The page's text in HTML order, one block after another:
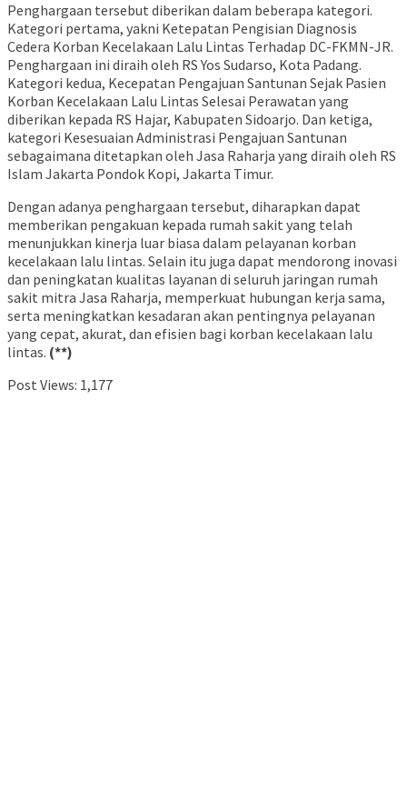
Penghargaan tersebut diberikan dalam beberapa kategori.
Kategori pertama, yakni Ketepatan Pengisian Diagnosis
Cedera Korban Kecelakaan Lalu Lintas Terhadap DC-FKMN-JR.
Penghargaan ini diraih oleh RS Yos Sudarso, Kota Padang.
Kategori kedua, Kecepatan Pengajuan Santunan Sejak Pasien
Korban Kecelakaan Lalu Lintas Selesai Perawatan yang
diberikan kepada RS Hajar, Kabupaten Sidoarjo. Dan ketiga,
kategori Kesesuaian Administrasi Pengajuan Santunan
sebagaimana ditetapkan oleh Jasa Raharja yang diraih oleh RS
Islam Jakarta Pondok Kopi, Jakarta Timur.
Dengan adanya penghargaan tersebut, diharapkan dapat
memberikan pengakuan kepada rumah sakit yang telah
menunjukkan kinerja luar biasa dalam pelayanan korban
kecelakaan lalu lintas. Selain itu juga dapat mendorong inovasi
dan peningkatan kualitas layanan di seluruh jaringan rumah
sakit mitra Jasa Raharja, memperkuat hubungan kerja sama,
serta meningkatkan kesadaran akan pentingnya pelayanan
yang cepat, akurat, dan efisien bagi korban kecelakaan lalu
lintas. (**)
Post Views: 1,177